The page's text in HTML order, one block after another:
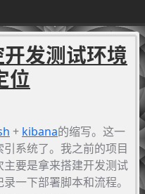
发测试环境
位
+ kibana的缩写。这一
系统了。我之前的项目
要是拿来搭建开发测试
一下部署脚本和流程。